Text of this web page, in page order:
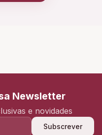
Newsletter
e novidades
Subscrever